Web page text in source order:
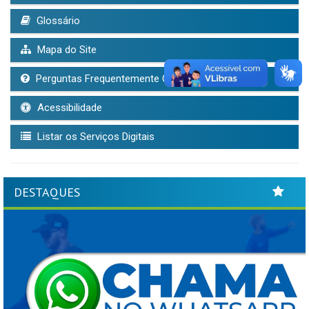
Glossário
Mapa do Site
Perguntas Frequentemente Questionadas
Acessibilidade
Listar os Serviços Digitais
DESTAQUES